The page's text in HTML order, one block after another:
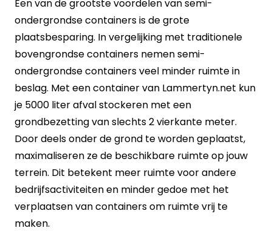
Een van de grootste voordelen van semi-
ondergrondse containers is de grote
plaatsbesparing. In vergelijking met traditionele
bovengrondse containers nemen semi-
ondergrondse containers veel minder ruimte in
beslag. Met een container van Lammertyn.net kun
je 5000 liter afval stockeren met een
grondbezetting van slechts 2 vierkante meter.
Door deels onder de grond te worden geplaatst,
maximaliseren ze de beschikbare ruimte op jouw
terrein. Dit betekent meer ruimte voor andere
bedrijfsactiviteiten en minder gedoe met het
verplaatsen van containers om ruimte vrij te
maken.